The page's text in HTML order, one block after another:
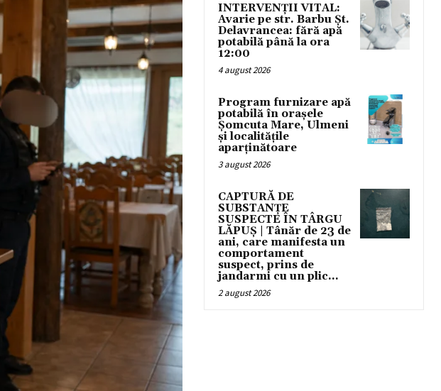
INTERVENȚII VITAL:
Avarie pe str. Barbu Șt.
Delavrancea: fără apă
potabilă până la ora
12:00
4 august 2026
Program furnizare apă
potabilă în orașele
Șomcuta Mare, Ulmeni
și localitățile
aparținătoare
3 august 2026
CAPTURĂ DE
SUBSTANȚE
SUSPECTE ÎN TÂRGU
LĂPUȘ | Tânăr de 23 de
ani, care manifesta un
comportament
suspect, prins de
jandarmi cu un plic...
2 august 2026